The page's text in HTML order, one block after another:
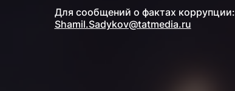
Для сообщений о фактах коррупции:
Shamil.Sadykov@tatmedia.ru